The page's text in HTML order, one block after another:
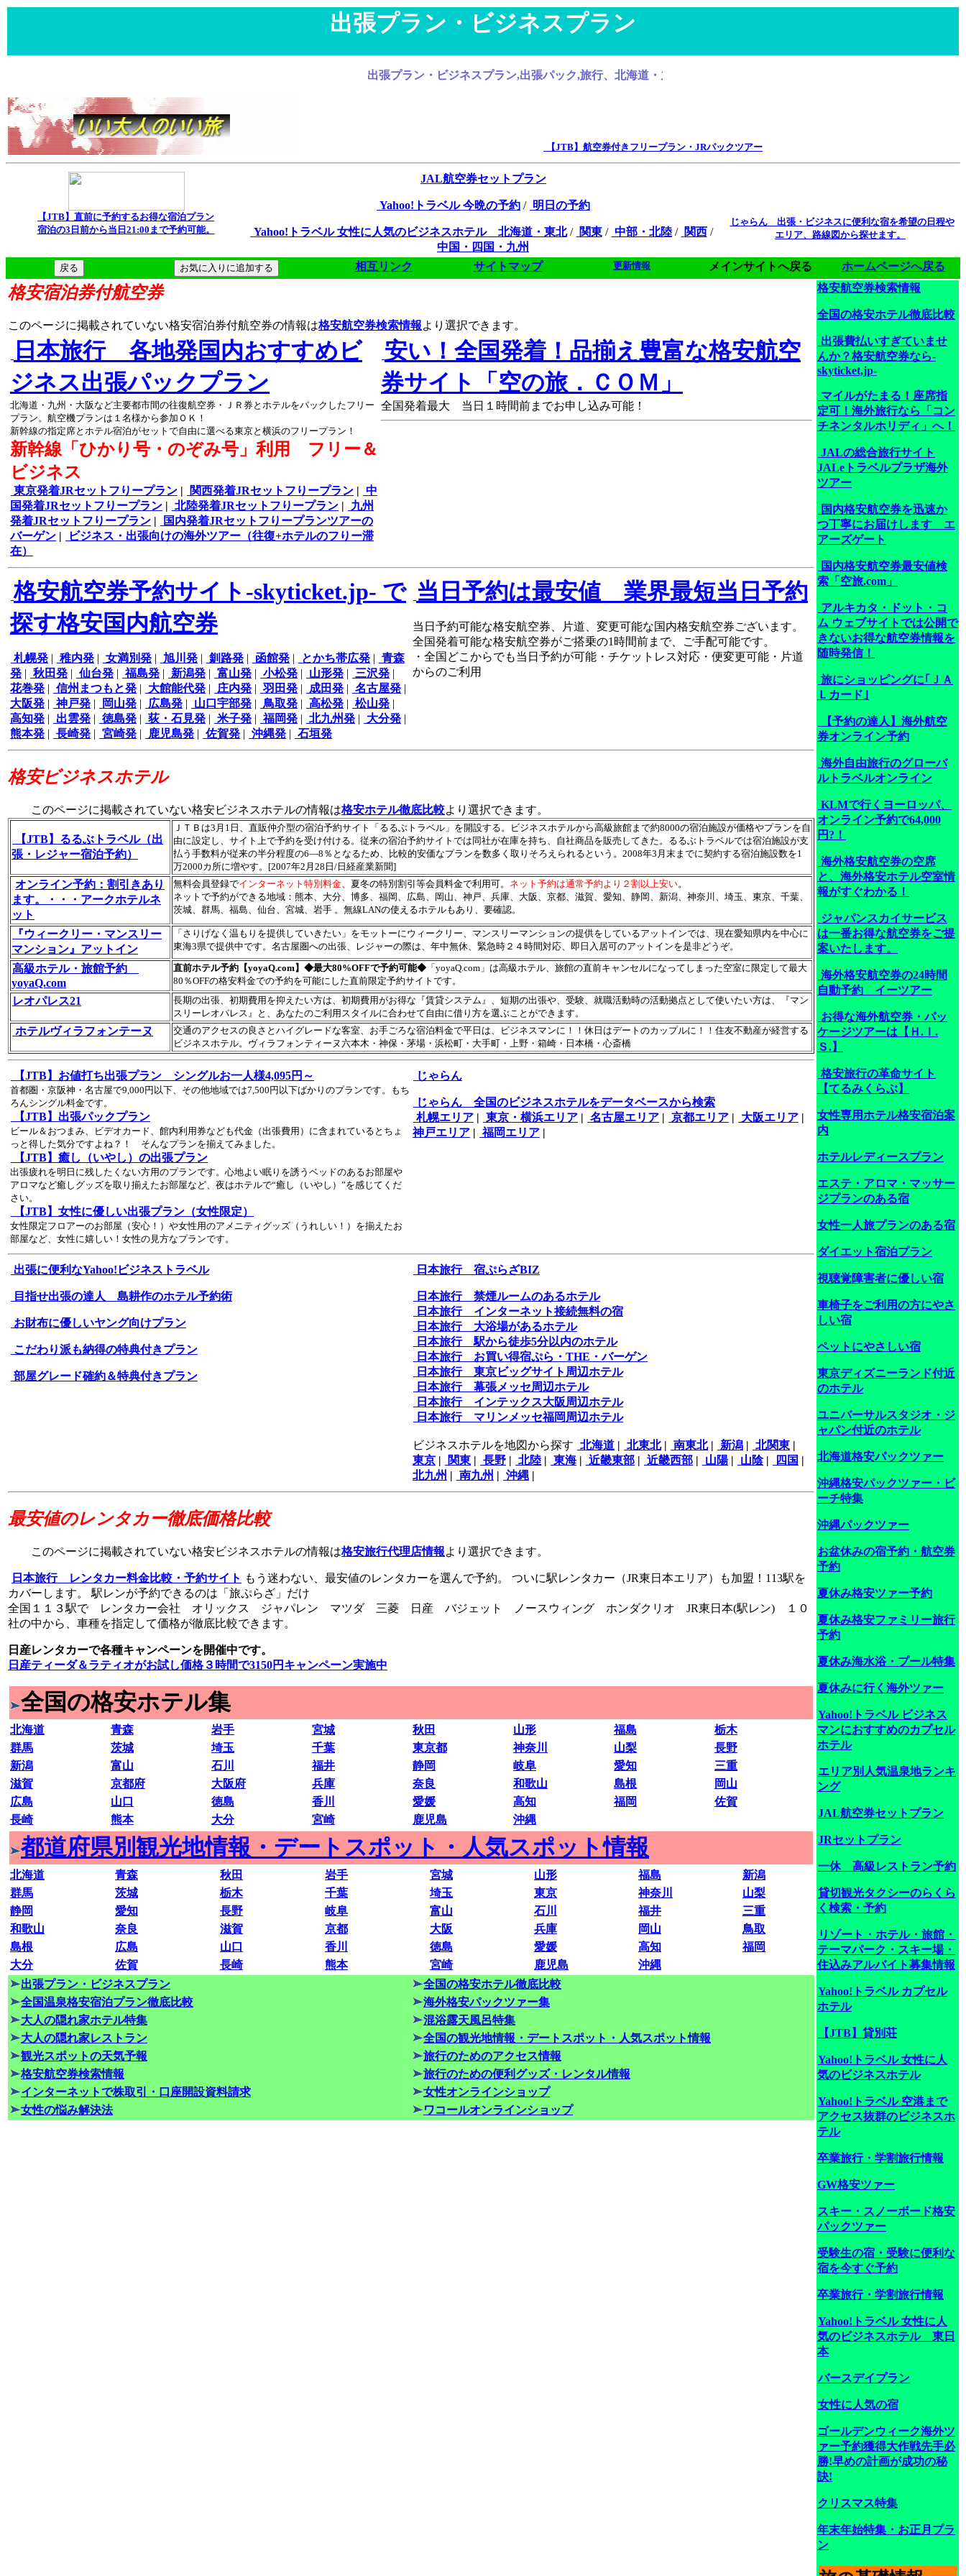
出張プラン・ビジネスプラン
出張プラン・ビジネスプラン,出張パック,旅行、北海道・九州・大阪など主要都市間の往復航空券・ＪＲ券とホテルをパ
【JTB】航空券付きフリープラン・JRパックツアー
【JTB】直前に予約するお得な宿泊プラン
宿泊の3日前から当日21:00まで予約可能。
JAL航空券セットプラン
Yahoo!トラベル 今晩の予約 / 明日の予約
Yahoo!トラベル 女性に人気のビジネスホテル 北海道・東北/ 関東/ 中部・北陸/ 関西/
中国・四国・九州
じゃらん 出張・ビジネスに便利な宿を希望の日程や
エリア、路線図から探せます。
お気に入りに追加する 相互リンク サイトマップ 更新情報 メインサイトへ戻る ホームページへ戻る
格安宿泊券付航空券
このページに掲載されていない格安宿泊券付航空券の情報は格安航空券検索情報より選択できます。
日本旅行 各地発国内おすすめビ
ジネス出張パックプラン
北海道・九州・大阪など主要都市間の往復航空券・ＪＲ券とホテルをパックしたフリー
プラン。航空機プランは１名様から参加ＯＫ！
新幹線の指定席とホテル宿泊がセットで自由に選べる東京と横浜のフリープラン！
新幹線「ひかり号・のぞみ号」利用 フリー＆
ビジネス
東京発着JRセットフりープラン | 関西発着JRセットフりープラン | 中
国発着JRセットフりープラン | 北陸発着JRセットフりープラン |
九州
発着JRセットフりープラン |
国内発着JRセットフりープランツアーの
バーゲン |
ビジネス・出張向けの海外ツアー（往復+ホテルのフりー滞
在）
安い！全国発着！品揃え豊富な格安航空
券サイト「空の旅．ＣＯＭ」
全国発着最大 当日１時間前までお申し込み可能！
格安航空券予約サイト-skyticket.jp- で
探す格安国内航空券
札幌発 | 稚内発 | 女満別発 | 旭川発 | 釧路発 | 函館発 | とかち帯広発 | 青森
発 | 秋田発 | 仙台発 | 福島発 | 新潟発 | 富山発 | 小松発 | 山形発 | 三沢発 |
花巻発 | 信州まつもと発 | 大館能代発 | 庄内発 | 羽田発 | 成田発 | 名古屋発 |
大阪発 | 神戸発 | 岡山発 | 広島発 | 山口宇部発 | 鳥取発 | 高松発 | 松山発 |
高知発 | 出雲発 | 徳島発 | 荻・石見発 | 米子発 | 福岡発 | 北九州発 | 大分発 |
熊本発 | 長崎発 | 宮崎発 | 鹿児島発 | 佐賀発 | 沖縄発 | 石垣発
当日予約は最安値 業界最短当日予約
当日予約可能な格安航空券、片道、変更可能な国内格安航空券ございます。
全国発着可能な格安航空券がご搭乗の1時間前まで、ご手配可能です。
・全国どこからでも当日予約が可能・チケットレス対応・便変更可能・片道
からのご利用
格安ビジネスホテル
このページに掲載されていない格安ビジネスホテルの情報は格安ホテル徹底比較より選択できます。
【JTB】るるぶトラベル（出
張・レジャー宿泊予約）
ＪＴＢは3月1日、直販仲介型の宿泊予約サイト「るるぶトラベル」を開設する。ビジネスホテルから高級旅館まで約8000の宿泊施設が価格やプランを自
由に設定し、サイト上で予約を受け付ける。従来の宿泊予約サイトでは同社が在庫を持ち、自社商品を販売してきた。るるぶトラベルでは宿泊施設が支
払う手数料が従来の半分程度の6―8％となるため、比較的安価なプランを数多く取りそろえられるという。2008年3月末までに契約する宿泊施設数を1
万2000カ所に増やす。[2007年2月28日/日経産業新聞]
オンライン予約：割引きあり
ます。・・・アークホテルネ
ット
無料会員登録でインターネット特別料金 、夏冬の特別割引等会員料金で利用可。 ネット予約は通常予約より２割以上安い。
ネットで予約ができる地域：熊本、大分、博多、福岡、広島、岡山、神戸、兵庫、大阪、京都、滋賀、愛知、静岡、新潟、神奈川、埼玉、東京、千葉、
茨城、群馬、福島、仙台、宮城、岩手 。無線LANの使えるホテルもあり、要確認。
『ウィークリー・マンスリー
マンション』アットイン
「さりげなく温もりを提供していきたい」をモットーにウィークリー、マンスリーマンションの提供をしているアットインでは、現在愛知県内を中心に
東海3県で提供中です。名古屋圏への出張、レジャーの際は、年中無休、緊急時２４時間対応、即日入居可のアットインを是非どうぞ。
高級ホテル・旅館予約
yoyaQ.com
直前ホテル予約【yoyaQ.com】◆最大80%OFFで予約可能◆ 「yoyaQ.com」は高級ホテル、旅館の直前キャンセルになってしまった空室に限定して最大
80％OFFの格安料金での予約を可能にした直前限定予約サイトです。
レオパレス21
長期の出張、初期費用を抑えたい方は、初期費用がお得な『賃貸システム』、短期の出張や、受験、就職活動時の活動拠点として使いたい方は、『マン
スリーレオパレス』と、あなたのご利用スタイルに合わせて自由に借り方を選ぶことができます。
ホテルヴィラフォンテーヌ
交通のアクセスの良さとハイグレードな客室、お手ごろな宿泊料金で平日は、ビジネスマンに！！休日はデートのカップルに！！住友不動産が経営する
ビジネスホテル。ヴィラフォンティーヌ六本木・神保・茅場・浜松町・大手町・上野・箱崎・日本橋・心斎橋
【JTB】お値打ち出張プラン シングルお一人様4,095円～
首都圏・京阪神・名古屋で9,000円以下、その他地域では7,500円以下ばかりのプランです。もち
ろんシングル料金です。
【JTB】出張パックプラン
ビール＆おつまみ、ビデオカード、館内利用券なども代金（出張費用）に含まれているとちょ
っと得した気分ですよね？！ そんなプランを揃えてみました。
【JTB】癒し（いやし）の出張プラン
出張疲れを明日に残したくない方用のプランです。心地よい眠りを誘うベッドのあるお部屋や
アロマなど癒しグッズを取り揃えたお部屋など、夜はホテルで“癒し（いやし）”を感じてくだ
さい。
【JTB】女性に優しい出張プラン（女性限定）
女性限定フロアーのお部屋（安心！）や女性用のアメニティグッズ（うれしい！）を揃えたお
部屋など、女性に嬉しい！女性の見方なプランです。
じゃらん
じゃらん 全国のビジネスホテルをデータベースから検索
札幌エリア | 東京・横浜エリア | 名古屋エリア | 京都エリア | 大阪エリア |
神戸エリア | 福岡エリア |
出張に便利なYahoo!ビジネストラベル
目指せ出張の達人 島耕作のホテル予約術
お財布に優しいヤング向けプラン
こだわり派も納得の特典付きプラン
部屋グレード確約＆特典付きプラン
日本旅行 宿ぷらざBIZ
日本旅行 禁煙ルームのあるホテル
日本旅行 インターネット接続無料の宿
日本旅行 大浴場があるホテル
日本旅行 駅から徒歩5分以内のホテル
日本旅行 お買い得宿ぷら・THE・バーゲン
日本旅行 東京ビッグサイト周辺ホテル
日本旅行 幕張メッセ周辺ホテル
日本旅行 インテックス大阪周辺ホテル
日本旅行 マリンメッセ福岡周辺ホテル
ビジネスホテルを地図から探す 北海道 | 北東北| 南東北| 新潟 | 北関東 |
東京 | 関東 | 長野 | 北陸 | 東海| 近畿東部 | 近畿西部 | 山陽 | 山陰| 四国 |
北九州 | 南九州 | 沖縄 |
最安値のレンタカー徹底価格比較
このページに掲載されていない格安ビジネスホテルの情報は格安旅行代理店情報より選択できます。
日本旅行 レンタカー料金比較・予約サイト もう迷わない、最安値のレンタカーを選んで予約。 ついに駅レンタカー（JR東日本エリア）も加盟！113駅を
カバーします。 駅レンが予約できるのは「旅ぷらざ」だけ
全国１１３駅で レンタカー会社 オリックス ジャパレン マツダ 三菱 日産 バジェット ノースウィング ホンダクリオ JR東日本(駅レン) １０
社の中から、車種を指定して価格が徹底比較できます。
日産レンタカーで各種キャンペーンを開催中です。
日産ティーダ＆ラティオがお試し価格３時間で3150円キャンペーン実施中
全国の格安ホテル集
北海道 青森 岩手 宮城 秋田 山形 福島
栃木
群馬
茨城 埼玉 千葉 東京都 神奈川 山梨
長野
新潟
富山 石川 福井 静岡 岐阜 愛知
三重
滋賀
京都府 大阪府 兵庫 奈良 和歌山 島根
岡山
広島
山口 徳島 香川 愛媛 高知 福岡
佐賀
長崎
熊本 大分 宮崎 鹿児島 沖縄
都道府県別観光地情報・デートスポット・人気スポット情報
北海道 青森 秋田 岩手 宮城 山形 福島
新潟
群馬
茨城 栃木 千葉 埼玉 東京 神奈川
山梨
静岡
愛知 長野 岐阜 富山 石川 福井
三重
和歌山
奈良 滋賀 京都 大阪 兵庫 岡山
鳥取
島根
広島 山口 香川 徳島 愛媛 高知
福岡
大分
佐賀 長崎 熊本 宮崎 鹿児島
沖縄
出張プラン・ビジネスプラン
全国の格安ホテル徹底比較
全国温泉格安宿泊プラン徹底比較
海外格安パックツァー集
大人の隠れ家ホテル特集
混浴露天風呂特集
大人の隠れ家レストラン
全国の観光地情報・デートスポット・人気スポット情報
観光スポットの天気予報
旅行のためのアクセス情報
格安航空券検索情報
旅行のための便利グッズ・レンタル情報
インターネットで株取引・口座開設資料請求
女性オンラインショップ
女性の悩み解決法
ワコールオンラインショップ
格安航空券検索情報
全国の格安ホテル徹底比較
出張費払いすぎていませ
んか？格安航空券なら-
skyticket,jp-
マイルがたまる！座席指
定可！海外旅行なら「コン
チネンタルホリディ」へ！
JALの総合旅行サイト
JALeトラベルプラザ海外
ツアー
国内格安航空券を迅速か
つ丁寧にお届けします エ
アーズゲート
国内格安航空券最安値検
索「空旅.com」
アルキカタ・ドット・コ
ム ウェブサイトでは公開で
きないお得な航空券情報を
随時発信！
旅にショッピングに｢ＪＡ
Ｌカード｣
【予約の達人】海外航空
券オンライン予約
海外自由旅行のグローバ
ルトラベルオンライン
KLMで行くヨーロッパ、
オンライン予約で64,000
円?！
海外格安航空券の空席
と、海外格安ホテル空室情
報がすぐわかる！
ジャパンスカイサービス
は一番お得な航空券をご提
案いたします。
海外格安航空券の24時間
自動予約 イーツアー
お得な海外航空券・パッ
ケージツアーは【Ｈ.Ｉ.
Ｓ.】
格安旅行の革命サイト
【てるみくらぶ】
女性専用ホテル格安宿泊案
内
ホテルレディースプラン
エステ・アロマ・マッサー
ジプランのある宿
女性一人旅プランのある宿
ダイエット宿泊プラン
視聴覚障害者に優しい宿
車椅子をご利用の方にやさ
しい宿
ペットにやさしい宿
東京ディズニーランド付近
のホテル
ユニバーサルスタジオ・ジ
ャパン付近のホテル
北海道格安パックツァー
沖縄格安パックツァー・ビ
ーチ特集
沖縄パックツァー
お盆休みの宿予約・航空券
予約
夏休み格安ツァー予約
夏休み格安ファミリー旅行
予約
夏休み海水浴・プール特集
夏休みに行く海外ツァー
Yahoo!トラベル ビジネス
マンにおすすめのカプセル
ホテル
エリア別人気温泉地ランキ
ング
JAL航空券セットプラン
JRセットプラン
一休 高級レストラン予約
貸切観光タクシーのらくら
く検索・予約
リゾート・ホテル・旅館・
テーマパーク・スキー場・
住込みアルバイト募集情報
Yahoo!トラベル カプセル
ホテル
【JTB】貸別荘
Yahoo!トラベル 女性に人
気のビジネスホテル
Yahoo!トラベル 空港まで
アクセス抜群のビジネスホ
テル
卒業旅行・学割旅行情報
GW格安ツァー
スキー・スノーボード格安
パックツァー
受験生の宿・受験に便利な
宿を今すぐ予約
卒業旅行・学割旅行情報
Yahoo!トラベル 女性に人
気のビジネスホテル 東日
本
バースデイプラン
女性に人気の宿
ゴールデンウィーク海外ツ
ァー予約獲得大作戦先手必
勝!早めの計画が成功の秘
訣!
クリスマス特集
年末年始特集・お正月プラ
ン